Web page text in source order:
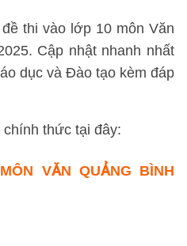
thi vào lớp 10 môn Văn
Cập nhật nhanh nhất
dục và Đào tạo kèm đáp
thức tại đây:
VĂN QUẢNG BÌNH